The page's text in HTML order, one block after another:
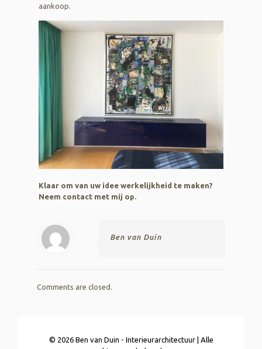
aankoop.
Klaar om van uw idee werkelijkheid te maken?
Neem contact met mij op
Ben van Duin
Comments are closed.
© 2026 Ben van Duin - Interieurarchitectuur | Alle